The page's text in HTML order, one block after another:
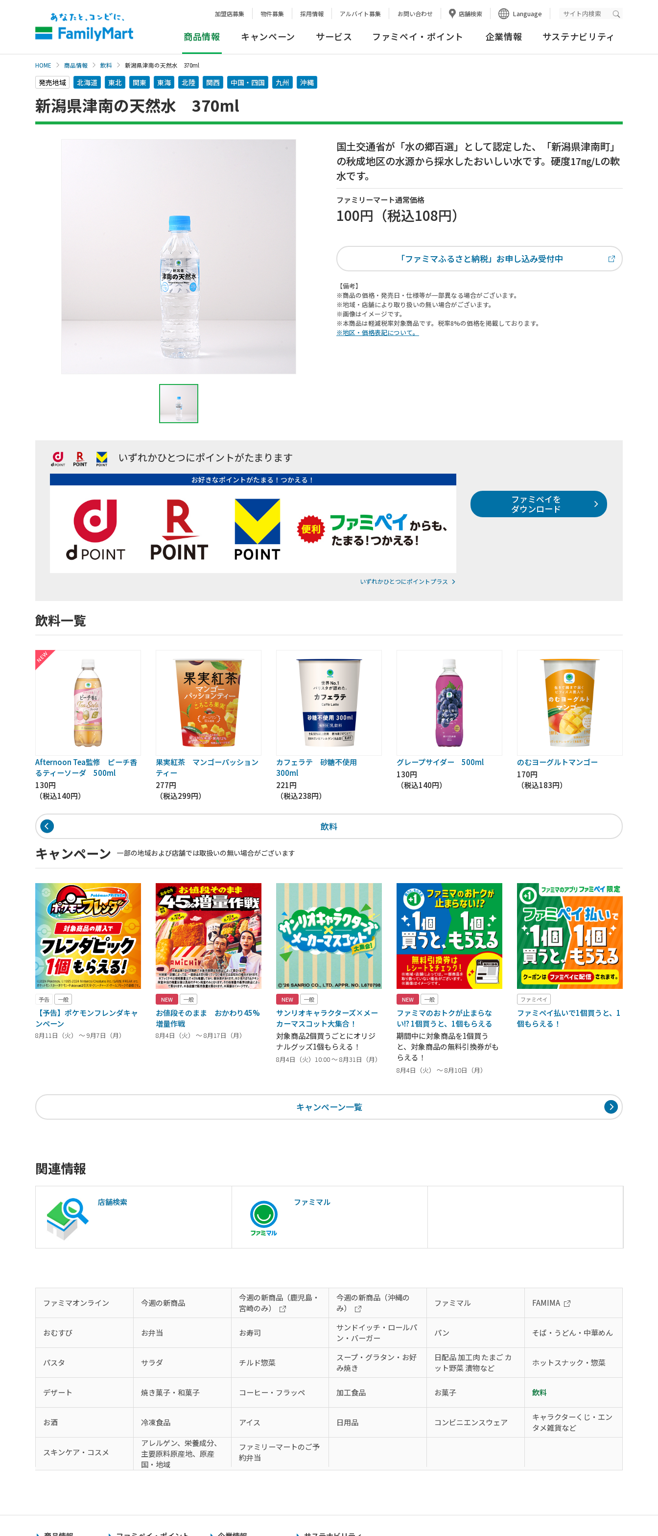
加盟店募集 物件募集 採用情報 アルバイト募集 お問い合わせ 店舗検索 Language 検索実行
商品情報 キャンペーン サービス ファミペイ・ポイント 企業情報 サステナビリティ
HOME 商品情報 飲料 新潟県津南の天然水 370ml
発売地域 北海道 東北 関東 東海 北陸 関西 中国・四国 九州 沖縄
新潟県津南の天然水 370ml
国土交通省が「水の郷百選」として認定した、「新潟県津南町」
の秋成地区の水源から採水したおいしい水です。硬度17㎎/Lの軟
水です。
ファミリーマート通常価格
100円 （税込108円）
「ファミマふるさと納税」お申し込み受付中
【備考】
※商品の価格・発売日・仕様等が一部異なる場合がございます。
※地域・店舗により取り扱いの無い場合がございます。
※画像はイメージです。
※本商品は軽減税率対象商品です。税率8%の価格を掲載しております。
※地区・価格表記について。
いずれかひとつにポイントがたまります
お好きなポイントがたまる！つかえる！
いずれかひとつにポイントプラス
ファミペイを
ダウンロード
飲料一覧
Afternoon Tea監修 ピーチ香
るティーソーダ 500ml
130円
（税込140円）
果実紅茶 マンゴーパッション
ティー
277円
（税込299円）
カフェラテ 砂糖不使用
300ml
221円
（税込238円）
グレープサイダー 500ml
130円
（税込140円）
のむヨーグルトマンゴー
170円
（税込183円）
飲料
キャンペーン 一部の地域および店舗では取扱いの無い場合がございます
予告 一般
【予告】ポケモンフレンダキャ
ンペーン
8月11日（火） ～ 9月7日（月）
NEW 一般
お値段そのまま おかわり45%
増量作戦
8月4日（火） ～ 8月17日（月）
NEW 一般
サンリオキャラクターズ×メー
カーマスコット大集合！
対象商品2個買うごとにオリジ
ナルグッズ1個もらえる！
8月4日（火）10:00 ～ 8月31日（月）
NEW 一般
ファミマのおトクが止まらな
い!? 1個買うと、1個もらえる
期間中に対象商品を1個買う
と、対象商品の無料引換券がも
らえる！
8月4日（火） ～ 8月10日（月）
ファミペイ
ファミペイ払いで1個買うと、1
個もらえる！
キャンペーン一覧
関連情報
店舗検索 ファミマル
ファミマオンライン 今週の新商品
今週の新商品（鹿児島・
宮崎のみ）
今週の新商品（沖縄の
み）
ファミマル FAMIMA
おむすび お弁当 お寿司
サンドイッチ・ロールパ
ン・バーガー
パン そば・うどん・中華めん
パスタ サラダ チルド惣菜
スープ・グラタン・お好
み焼き
日配品 加工肉 たまご カ
ット野菜 漬物など
ホットスナック・惣菜
デザート 焼き菓子・和菓子 コーヒー・フラッペ 加工食品 お菓子 飲料
お酒 冷凍食品 アイス 日用品 コンビニエンスウェア
キャラクターくじ・エン
タメ雑貨など
スキンケア・コスメ
アレルゲン、栄養成分、
主要原料原産地、原産
国・地域
ファミリーマートのご予
約弁当